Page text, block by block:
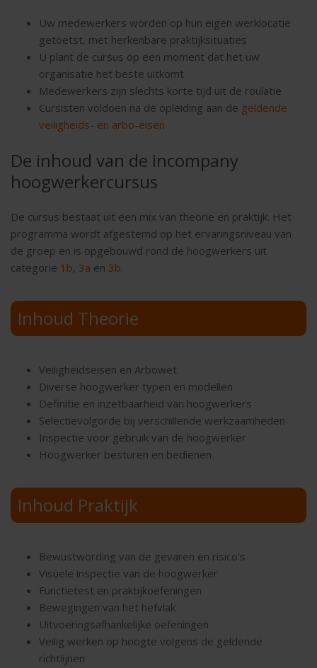
Uw medewerkers worden op hun eigen werklocatie
getoetst, met herkenbare praktijksituaties
U plant de cursus op een moment dat het uw
organisatie het beste uitkomt
Medewerkers zijn slechts korte tijd uit de roulatie
Cursisten voldoen na de opleiding aan de geldende
veiligheids- en arbo-eisen
De inhoud van de incompany
hoogwerkercursus
De cursus bestaat uit een mix van theorie en praktijk. Het
programma wordt afgestemd op het ervaringsniveau van
de groep en is opgebouwd rond de hoogwerkers uit
categorie 1b, 3a en 3b.
Inhoud Theorie
Veiligheidseisen en Arbowet
Diverse hoogwerker typen en modellen
Definitie en inzetbaarheid van hoogwerkers
Selectievolgorde bij verschillende werkzaamheden
Inspectie voor gebruik van de hoogwerker
Hoogwerker besturen en bedienen
Inhoud Praktijk
Bewustwording van de gevaren en risico’s
Visuele inspectie van de hoogwerker
Functietest en praktijkoefeningen
Bewegingen van het hefvlak
Uitvoeringsafhankelijke oefeningen
Veilig werken op hoogte volgens de geldende
richtlijnen